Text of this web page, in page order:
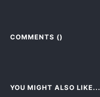
COMMENTS ()
YOU MIGHT ALSO LIKE...